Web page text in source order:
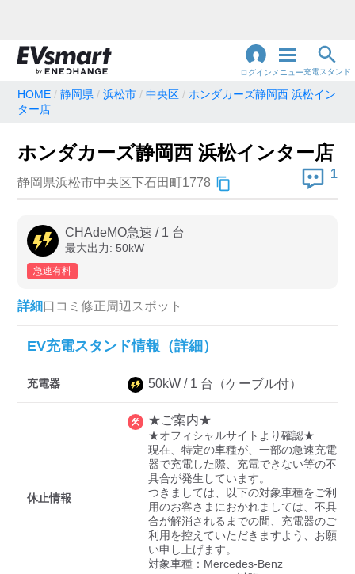
ログイン メニュー充電スタンド
る
急速充電器のみ表示
高速道路上のみ表示
EV充電エネチェンジ e-Mobility Power
三菱ディーラーを表示
日産ディーラーを表示
トヨタディーラーを表
中速-20kW-以上 急速-44kW-以上
HOME 静岡県 浜松市 中央区
ホンダカーズ静岡西 浜松イン
ター店
ホンダカーズ静岡西 浜松インター店
静岡県浜松市中央区下石田町1778
1
CHAdeMO急速 / 1 台
最大出力: 50kW
急速有料
詳細口コミ 修正周辺スポット
EV充電スタンド情報（詳細）
充電器 50kW / 1 台 （ケーブル付）
休止情報
★ご案内★
★オフィシャルサイトより確認★
現在、特定の車種が、一部の急速充電
器で充電した際、充電できない等の不
具合が発生しています。
つきましては、以下の対象車種をご利
用のお客さまにおかれましては、不具
合が解消されるまでの間、充電器のご
利用を控えていただきますよう、お願
い申し上げます。
対象車種：Mercedes-Benz